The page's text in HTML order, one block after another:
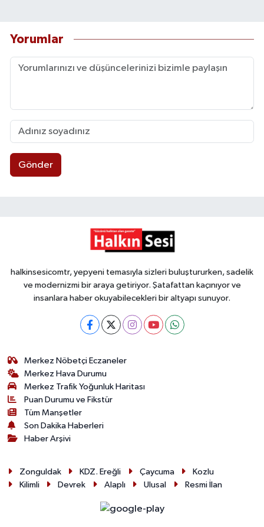
Yorumlar
Gönder
halkinsesicomtr, yepyeni temasıyla sizleri buluştururken, sadelik
ve modernizmi bir araya getiriyor. Şatafattan kaçınıyor ve
insanlara haber okuyabilecekleri bir altyapı sunuyor.
Merkez Nöbetçi Eczaneler
Merkez Hava Durumu
Merkez Trafik Yoğunluk Haritası
Puan Durumu ve Fikstür
Tüm Manşetler
Son Dakika Haberleri
Haber Arşivi
Zonguldak KDZ. Ereğli Çaycuma
Kozlu
Kilimli
Devrek Alaplı Ulusal Resmi İlan